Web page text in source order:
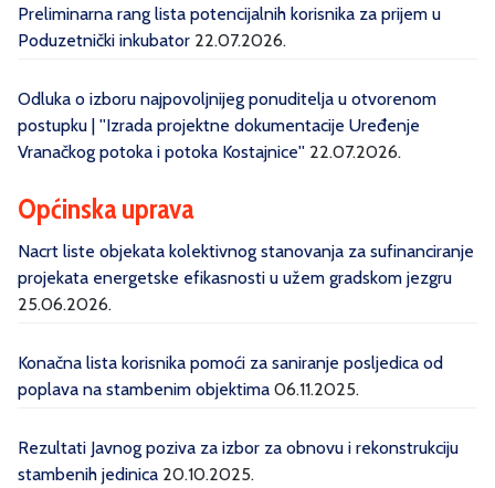
Preliminarna rang lista potencijalnih korisnika za prijem u
Poduzetnički inkubator 22.07.2026.
Odluka o izboru najpovoljnijeg ponuditelja u otvorenom
postupku | ''Izrada projektne dokumentacije Uređenje
Vranačkog potoka i potoka Kostajnice'' 22.07.2026.
Općinska uprava
Nacrt liste objekata kolektivnog stanovanja za sufinanciranje
projekata energetske efikasnosti u užem gradskom jezgru
25.06.2026.
Konačna lista korisnika pomoći za saniranje posljedica od
poplava na stambenim objektima 06.11.2025.
Rezultati Javnog poziva za izbor za obnovu i rekonstrukciju
stambenih jedinica 20.10.2025.